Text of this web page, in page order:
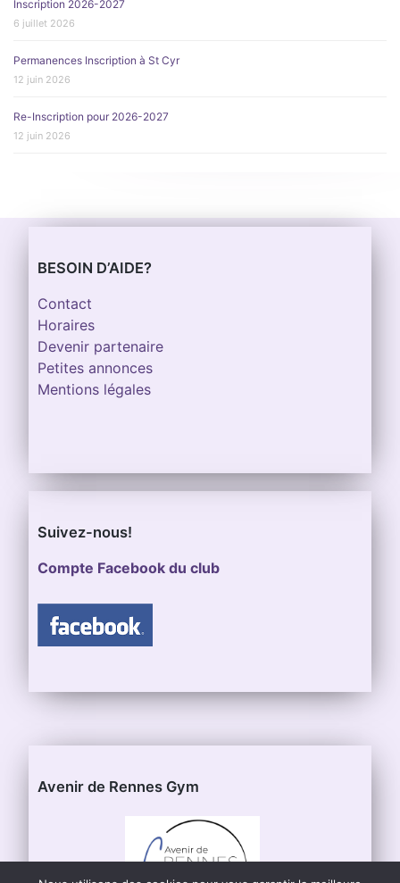
Inscription 2026-2027
6 juillet 2026
Permanences Inscription à St Cyr
12 juin 2026
Re-Inscription pour 2026-2027
12 juin 2026
BESOIN D’AIDE?
Contact
Horaires
Devenir partenaire
Petites annonces
Mentions légales
Suivez-nous!
Compte Facebook du club
Avenir de Rennes Gym